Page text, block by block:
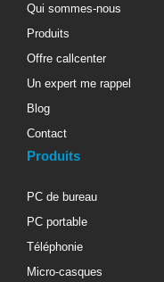
Qui sommes-nous
Produits
Offre callcenter
Un expert me rappel
Blog
Contact
Produits
PC de bureau
PC portable
Téléphonie
Micro-casques